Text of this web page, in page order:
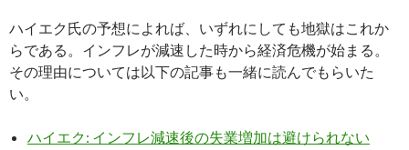
ハイエク氏の予想によれば、いずれにしても地獄はこれか
らである。インフレが減速した時から経済危機が始まる。
その理由については以下の記事も一緒に読んでもらいた
い。
ハイエク: インフレ減速後の失業増加は避けられない